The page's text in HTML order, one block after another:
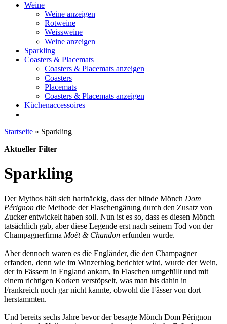
Weine
Weine anzeigen
Rotweine
Weissweine
Weine anzeigen
Sparkling
Coasters & Placemats
Coasters & Placemats anzeigen
Coasters
Placemats
Coasters & Placemats anzeigen
Küchenaccessoires
Startseite » Sparkling
Aktueller Filter
Sparkling
Der Mythos hält sich hartnäckig, dass der blinde Mönch Dom
Pérignon die Methode der Flaschengärung durch den Zusatz von
Zucker entwickelt haben soll. Nun ist es so, dass es diesen Mönch
tatsächlich gab, aber diese Legende erst nach seinem Tod von der
Champagnerfirma Moët & Chandon erfunden wurde.
Aber dennoch waren es die Engländer, die den Champagner
erfanden, denn wie im Winzerblog berichtet wird, wurde der Wein,
der in Fässern in England ankam, in Flaschen umgefüllt und mit
einem richtigen Korken verstöpselt, was man bis dahin in
Frankreich noch gar nicht kannte, obwohl die Fässer von dort
herstammten.
Und bereits sechs Jahre bevor der besagte Mönch Dom Pérignon